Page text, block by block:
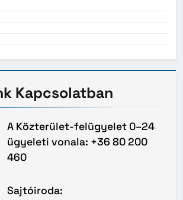
Kapcsolatban
A Közterület-felügyelet 0–24
ügyeleti vonala: +36 80 200
460
Sajtóiroda: